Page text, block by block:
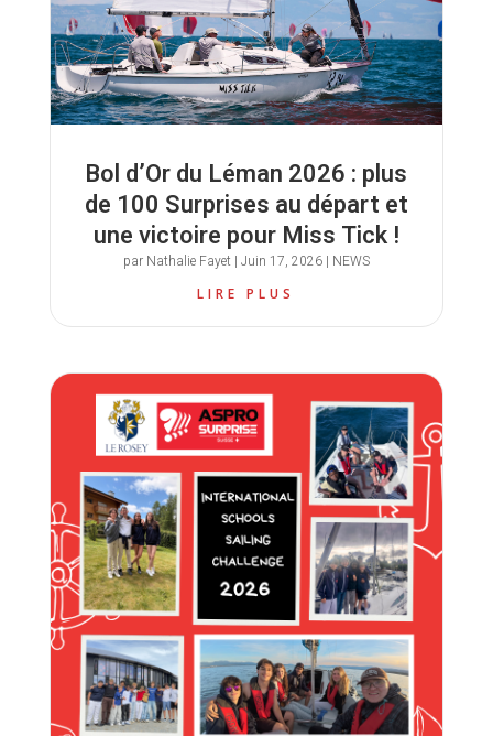
Bol d’Or du Léman 2026 : plus
de 100 Surprises au départ et
une victoire pour Miss Tick !
par Nathalie Fayet| Juin 17, 2026| NEWS
LIRE PLUS